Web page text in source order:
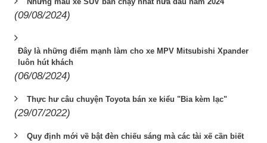
(09/08/2024)
Đây là những điểm mạnh làm cho xe MPV Mitsubishi Xpander
luôn hút khách
(06/08/2024)
Thực hư câu chuyện Toyota bán xe kiểu "Bia kèm lạc"
(29/07/2022)
Quy định mới về bật đèn chiếu sáng mà các tài xế cần biết